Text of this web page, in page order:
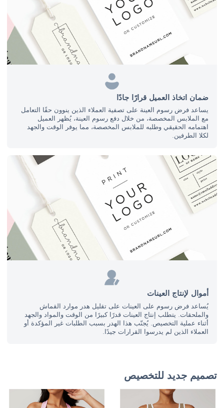
ضمان اتخاذ العميل قرارًا جادًا
يساعد فرض رسوم العينة على تصفية العملاء الذين ينوون حقًا التعامل
مع الملابس المخصصة، من خلال دفع رسوم العينة، يُظهر العميل
اهتمامه الحقيقي وطلبه للملابس المخصصة، مما يوفر الوقت والجهد
لكلا الطرفين.
أموال لإنتاج العينات
يُساعد فرض رسوم على العينات على تقليل هدر موارد القماش
والملحقات. يتطلب إنتاج العينات قدرًا كبيرًا من الوقت والمواد والجهد
أثناء عملية التخصيص. يُجنّب هذا الهدر بسبب الطلبات غير المؤكدة أو
العملاء الذين لم يدرسوا القرارات جيدًا.
تصميم جديد للتخصيص